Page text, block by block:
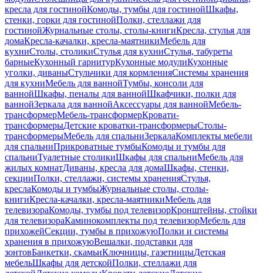
кресла для гостинойКомоды, тумбы для гостинойШкафы,
стенки, горки для гостинойПолки, стеллажи для
гостинойЖурнальные столы, столы-книгиКресла, стулья для
домаКресла-качалки, кресла-маятникиМебель для
кухниСтолы, столикиСтулья для кухниСтулья, табуреты
барныеКухонный гарнитурКухонные модулиКухонные
уголки, диваныСтульчики для кормленияСистемы хранения
для кухниМебель для ваннойТумбы, консоли для
ваннойШкафы, пеналы для ваннойШкафчики, полки для
ваннойЗеркала для ваннойАксессуары для ваннойМебель-
трансформерМебель-трансформерКровати-
трансформерыДетские кроватки-трансформерыСтолы-
трансформерыМебель для спальниЗеркалаКомплекты мебели
для спальниПрикроватные тумбыКомоды и тумбы для
спальниТуалетные столикиШкафы для спальниМебель для
жилых комнатДиваны, кресла для домаШкафы, стенки,
секцииПолки, стеллажи, системы храненияСтулья,
креслаКомоды и тумбыЖурнальные столы, столы-
книгиКресла-качалки, кресла-маятникиМебель для
телевизораКомоды, тумбы под телевизорКронштейны, стойки
для телевизораКаминокомплекты под телевизорМебель для
прихожейСекции, тумбы в прихожуюПолки и системы
хранения в прихожуюВешалки, подставки для
зонтовБанкетки, скамьиКлючницы, газетницыДетская
мебельШкафы для детскойПолки, стеллажи для